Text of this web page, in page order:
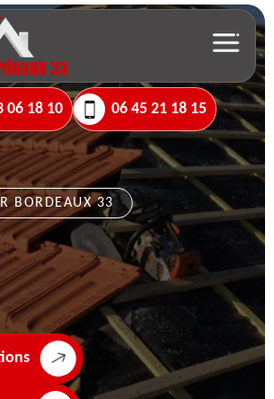
06 18 10 06 45 21 18 15
BORDEAUX 33